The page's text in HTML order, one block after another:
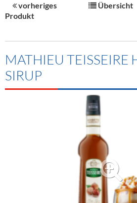
Unser Liefergebiet
Kontakt
Angebote Gastronomie &
Neuigkeiten
Termine
MARKEN & PRODUKTE
Sirup
Spirituosen
Alkoholfreie Getränke
Öle & Küchenartikel
Kommisionskauf &
Fremddienstleistungen
vorheriges
Produkt
Übersicht
MATHIEU TEISSEIRE
SIRUP